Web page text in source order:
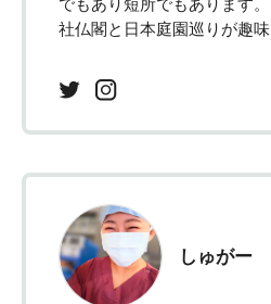
でもあり短所でもあります
社仏閣と日本庭園巡りが趣味
しゅがー